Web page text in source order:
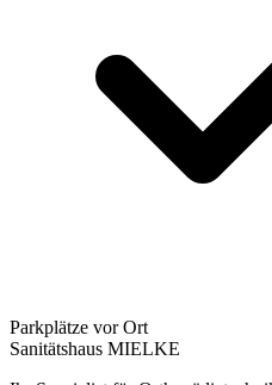
Parkplätze vor Ort
Sanitätshaus MIELKE